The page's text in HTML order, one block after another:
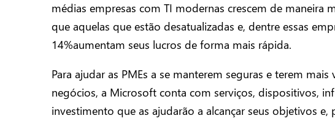
médias empresas com TI modernas crescem de maneira
que aquelas que estão desatualizadas e, dentre essas
14%aumentam seus lucros de forma mais rápida.
Para ajudar as PMEs a se manterem seguras e terem mais
negócios, a Microsoft conta com serviços, dispositivos,
investimento que as ajudarão a alcançar seus objetivos